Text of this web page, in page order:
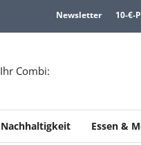
Newsletter 10-€-
Ihr Combi:
Nachhaltigkeit Essen &